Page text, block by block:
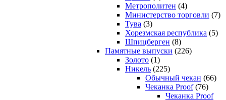
Метрополитен (4)
Министерство торговли (7)
Тува (3)
Хорезмская республика (5)
Шпицберген (8)
Памятные выпуски (226)
Золото (1)
Никель (225)
Обычный чекан (66)
Чеканка Proof(76)
Чеканка Proof